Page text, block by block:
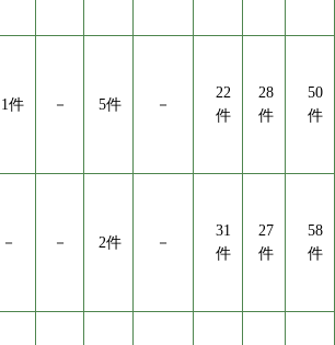
1件 － 5件 －
22
件
28
件
50
件
－ － 2件 －
31
件
27
件
58
件